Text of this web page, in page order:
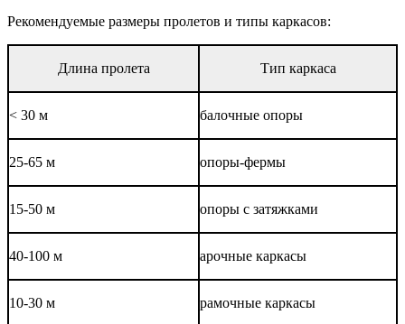
Рекомендуемые размеры пролетов и типы каркасов:
Длина пролета Тип каркаса
< 30 м балочные опоры
25-65 м опоры-фермы
15-50 м опоры с затяжками
40-100 м арочные каркасы
10-30 м рамочные каркасы